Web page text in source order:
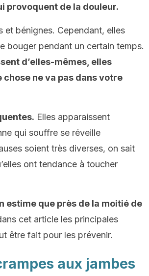
provoquent de la douleur.
et bénignes. Cependant, elles
bouger pendant un certain temps.
d’elles-mêmes, elles
ne va pas dans votre
Elles apparaissent
qui souffre se réveille
soient très diverses, on sait
ont tendance à toucher
estime que près de la moitié de
cet article les principales
être fait pour les prévenir.
aux jambes